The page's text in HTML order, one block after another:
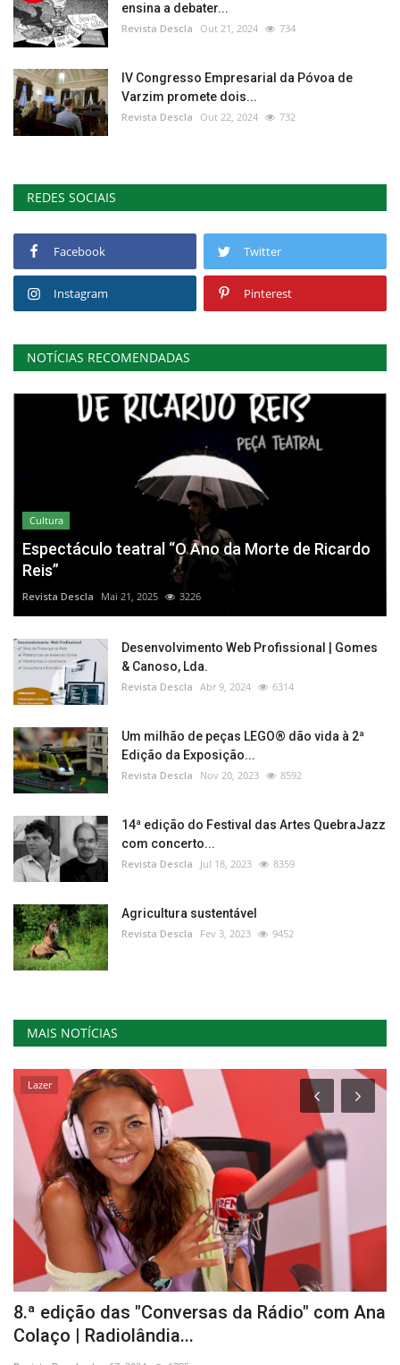
ensina a debater...
Revista Descla Out 21, 2024 734
IV Congresso Empresarial da Póvoa de
Varzim promete dois...
Revista Descla Out 22, 2024 732
REDES SOCIAIS
Facebook Twitter
Instagram Pinterest
NOTÍCIAS RECOMENDADAS
Cultura
Espectáculo teatral “O Ano da Morte de Ricardo
Reis”
Revista Descla Mai 21, 2025 3226
Desenvolvimento Web Profissional | Gomes
& Canoso, Lda.
Revista Descla Abr 9, 2024 6314
Um milhão de peças LEGO® dão vida à 2ª
Edição da Exposição...
Revista Descla Nov 20, 2023 8592
14ª edição do Festival das Artes QuebraJazz
com concerto...
Revista Descla Jul 18, 2023 8359
Agricultura sustentável
Revista Descla Fev 3, 2023 9452
MAIS NOTÍCIAS
Lazer
8.ª edição das "Conversas da Rádio" com Ana
Colaço | Radiolândia...